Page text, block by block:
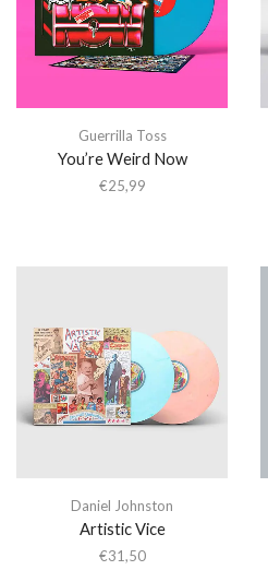
Guerrilla Toss
You’re Weird Now
€25,99
Daniel Johnston
Artistic Vice
€31,50